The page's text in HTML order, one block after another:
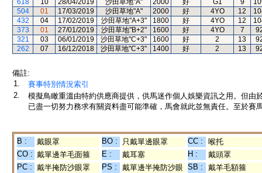
618
10 28/04/2019 沙田草地"A" 2000 好 G1 9
504
01 17/03/2019 沙田草地"A" 2000 好 4YO 12
432
04 17/02/2019 沙田草地"A+3" 1800 好 4YO 12
373
01 27/01/2019 沙田草地"B+2" 1600 好 4YO 7
321
03 06/01/2019 沙田草地"C+3" 1600 好 2 13
262
07 16/12/2018 沙田草地"C+3" 1400 好 2 13
備註:
1.
賽事特別情況索引
2.
模擬鳥瞰重溫由特約供應商提供，供馬迷作個人娛樂資訊之用。但
已盡一切努力務求有關資料盡可能準確，馬會就此並無責任。至於賽
B : 戴眼罩 BO : 只戴單邊眼罩 CC :
喉托
CO : 戴單邊羊毛面箍 E : 戴耳塞 H :
戴頭罩
PC : 戴半掩防沙眼罩 PS :
戴單邊半掩防沙眼 SB : 戴羊毛額箍